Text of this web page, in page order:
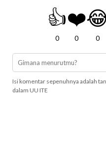
👍
0
❤️
0 0
Isi komentar sepenuhnya adalah
dalam UU ITE